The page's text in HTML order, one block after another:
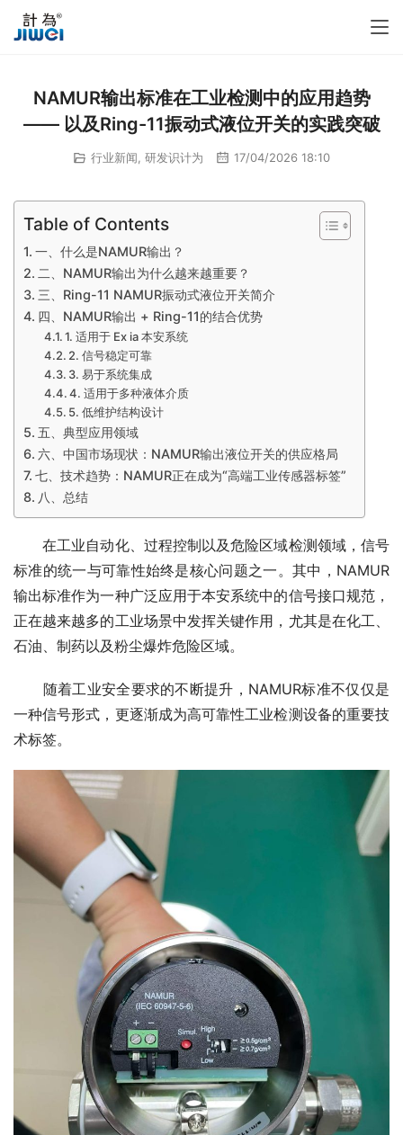
NAMUR输出标准在工业检测中的应用趋势
—— 以及Ring-11振动式液位开关的实践突破
行业新闻 研发识计为 17/04/2026 18:10
Table of Contents
一、什么是NAMUR输出？
二、NAMUR输出为什么越来越重要？
三、Ring-11 NAMUR振动式液位开关简介
四、NAMUR输出 + Ring-11的结合优势
1. 适用于 Ex ia 本安系统
2. 信号稳定可靠
3. 易于系统集成
4. 适用于多种液体介质
5. 低维护结构设计
五、典型应用领域
六、中国市场现状：NAMUR输出液位开关的供应格局
七、技术趋势：NAMUR正在成为“高端工业传感器标签”
八、总结
在工业自动化、过程控制以及危险区域检测领域，信号
标准的统一与可靠性始终是核心问题之一。其中，NAMUR
输出标准作为一种广泛应用于本安系统中的信号接口规范，
正在越来越多的工业场景中发挥关键作用，尤其是在化工、
石油、制药以及粉尘爆炸危险区域。
随着工业安全要求的不断提升，NAMUR标准不仅仅是
一种信号形式，更逐渐成为高可靠性工业检测设备的重要技
术标签。